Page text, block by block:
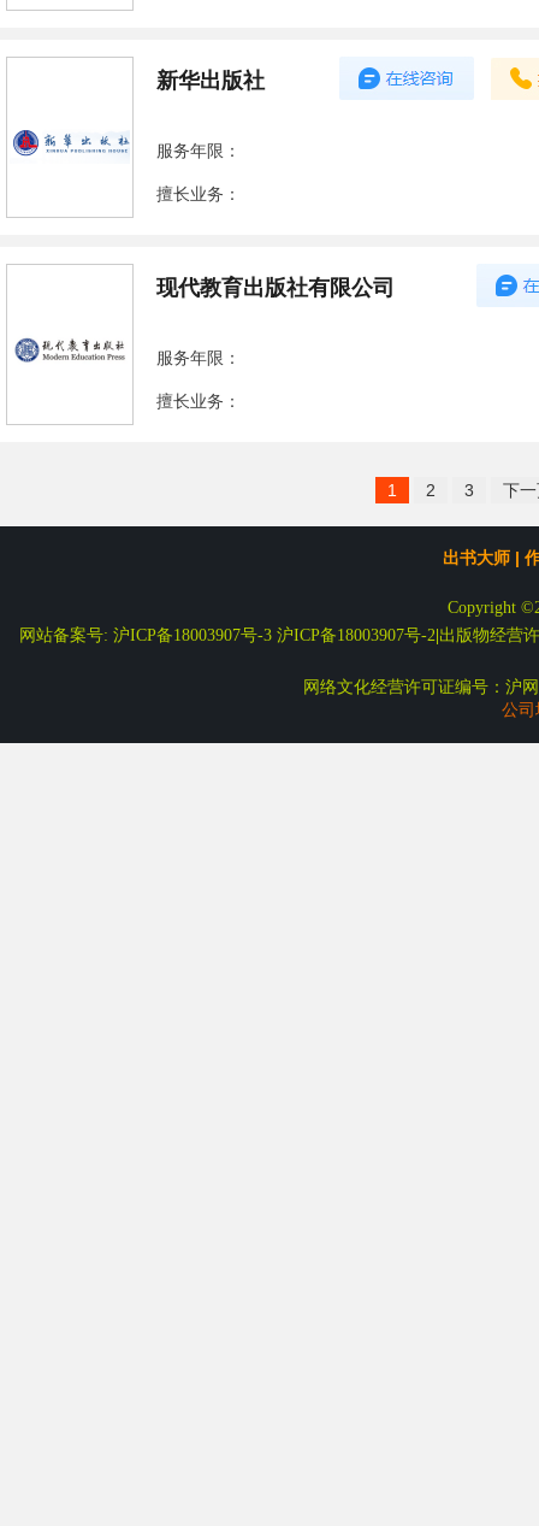
新华出版社
服务年限：
擅长业务：
现代教育出版社有限公司
服务年限：
擅长业务：
1 2 3 下
出书大师 |
Copyright
网站备案号: 沪ICP备18003907号-3 沪ICP备18003907号-2| 出版物经营
网络文化经营许可证编号：沪
公司